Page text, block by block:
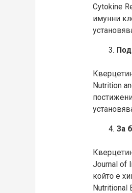
Cytokine
имунни
Nutrition
За
Journal of
който е
Nutritional